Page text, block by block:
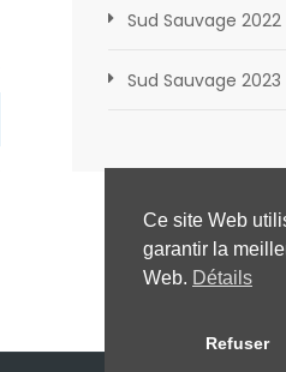
Sud Sauvage 2022
Sud Sauvage 2023
Ce site Web
garantir la
Web. Détails
Refuser